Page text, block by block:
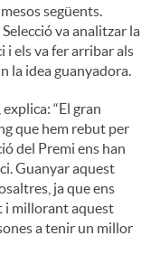
següents.
va analitzar la
i els va fer arribar als
la idea guanyadora.
“El gran
que hem rebut per
del Premi ens han
Guanyar aquest
ja que ens
i millorant aquest
a tenir un millor